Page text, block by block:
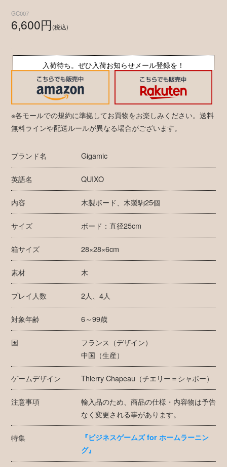
GC007
6,600円(税込)
入荷待ち。ぜひ入荷お知らせメール登録を！
※各モールでの規約に準拠してお買物をお楽しみください。送料
無料ラインや配送ルールが異なる場合がございます。
ブランド名 Gigamic
英語名 QUIXO
内容 木製ボード、木製駒25個
サイズ ボード：直径25cm
箱サイズ 28×28×6cm
素材 木
プレイ人数 2人、4人
対象年齢 6～99歳
国
フランス（デザイン）
中国（生産）
ゲームデザイン Thierry Chapeau（チエリー＝シャポー）
注意事項
輸入品のため、商品の仕様・内容物は予告
なく変更される事があります。
特集
『ビジネスゲームズ for ホームラーニン
グ』